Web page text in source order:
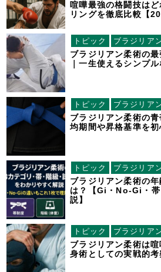
喧嘩最強の格闘技は
リングを徹底比較【
トピック ブラジリア
ブラジリアン柔術の
｜一生使えるシンプ
トピック ブラジリア
ブラジリアン柔術の
均期間や昇格基準を
トピック ブラジリア
ブラジリアン柔術の
は？【Gi・No-Gi・
説】
トピック ブラジリア
ブラジリアン柔術は
身術としての実戦的考